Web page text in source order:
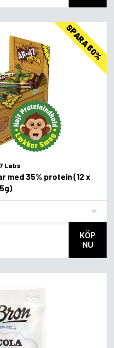
SPARA 60%
Labs
med 35% protein (12 x
KÖP
NU